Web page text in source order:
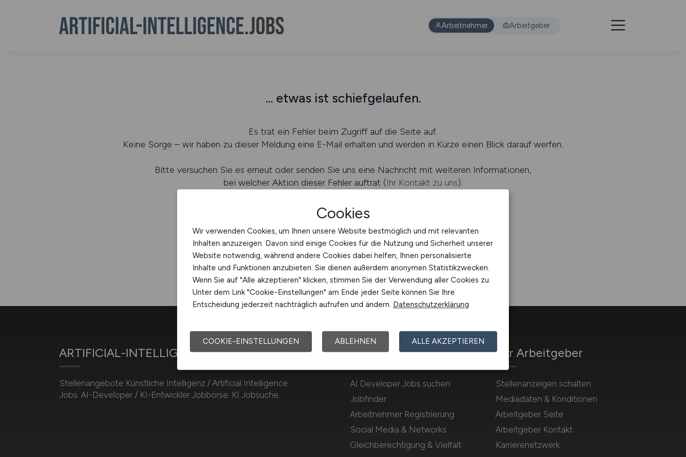
Arbeitnehmer Arbeitgeber
... etwas ist schiefgelaufen.
Es trat ein Fehler beim Zugriff auf die Seite auf.
Keine Sorge – wir haben zu dieser Meldung eine E-Mail erhalten und werden in Kürze einen Blick darauf werfen.
Bitte versuchen Sie es erneut oder senden Sie uns eine Nachricht mit weiteren Informationen,
bei welcher Aktion dieser Fehler auftrat (Ihr Kontakt zu uns).
ARTIFICIAL-INTELLIGENCE.JOBS
Stellenangebote Künstliche Intelligenz / Artificial Intelligence
Jobs. AI-Developer / KI-Entwickler Jobbörse. KI Jobsuche.
Für Arbeitnehmer
AI Developer Jobs suchen
Jobfinder
Arbeitnehmer Registrierung
Social Media & Networks
Gleichberechtigung & Vielfalt
Für Arbeitgeber
Stellenanzeigen schalten
Mediadaten & Konditionen
Arbeitgeber Seite
Arbeitgeber Kontakt
Karrierenetzwerk
Cookies
Wir verwenden Cookies, um Ihnen unsere Website bestmöglich und mit relevanten
Inhalten anzuzeigen. Davon sind einige Cookies für die Nutzung und Sicherheit unserer
Website notwendig, während andere Cookies dabei helfen, Ihnen personalisierte
Inhalte und Funktionen anzubieten. Sie dienen außerdem anonymen Statistikzwecken.
Wenn Sie auf "Alle akzeptieren" klicken, stimmen Sie der Verwendung aller Cookies zu.
Unter dem Link "Cookie-Einstellungen" am Ende jeder Seite können Sie Ihre
Entscheidung jederzeit nachträglich aufrufen und ändern. Datenschutzerklärung
COOKIE-EINSTELLUNGEN ABLEHNEN ALLE AKZEPTIEREN